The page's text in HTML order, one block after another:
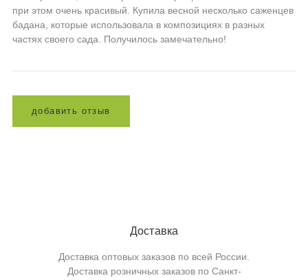
при этом очень красивый. Купила весной несколько саженцев
бадана, которые использовала в композициях в разных
частях своего сада. Получилось замечательно!
доба вит ь отз ыв
Доставка
Доставка оптовых заказов по всей России.
Доставка розничных заказов по Санкт-